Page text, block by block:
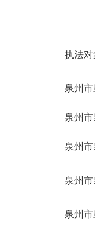
执法
泉州
泉州
泉州
泉州
泉州